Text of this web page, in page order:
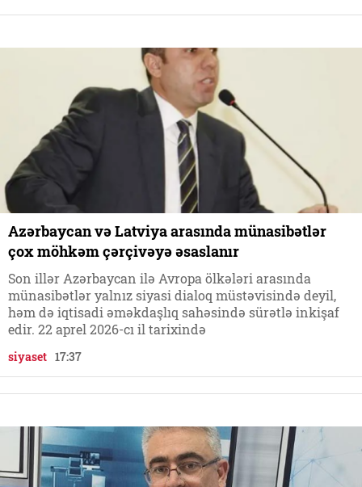
Azərbaycan və Latviya arasında münasibətlər
çox möhkəm çərçivəyə əsaslanır
Son illər Azərbaycan ilə Avropa ölkələri arasında
münasibətlər yalnız siyasi dialoq müstəvisində deyil,
həm də iqtisadi əməkdaşlıq sahəsində sürətlə inkişaf
edir. 22 aprel 2026-cı il tarixində
siyaset 17:37